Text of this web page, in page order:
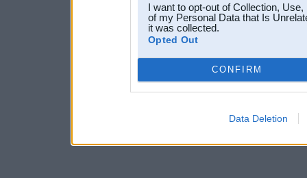
I want to opt-out of Collection,
of my Personal Data that Is
it was collected.
Opted Out
CONFIRM
Data Deletion